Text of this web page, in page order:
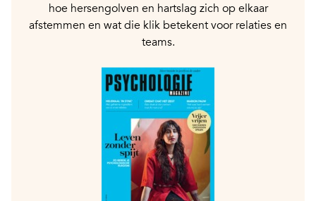
hoe hersengolven en hartslag zich op elkaar
afstemmen en wat die klik betekent voor relaties en
teams.